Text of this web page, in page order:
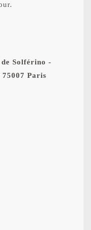
Solférino -
Paris